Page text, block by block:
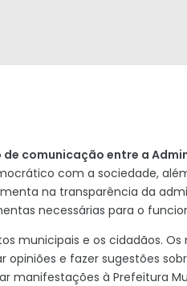
comunicação entre a
com a sociedade,
na transparência da
necessárias para o
municipais e os cidadãos.
e fazer sugestões
manifestações à Prefeitura